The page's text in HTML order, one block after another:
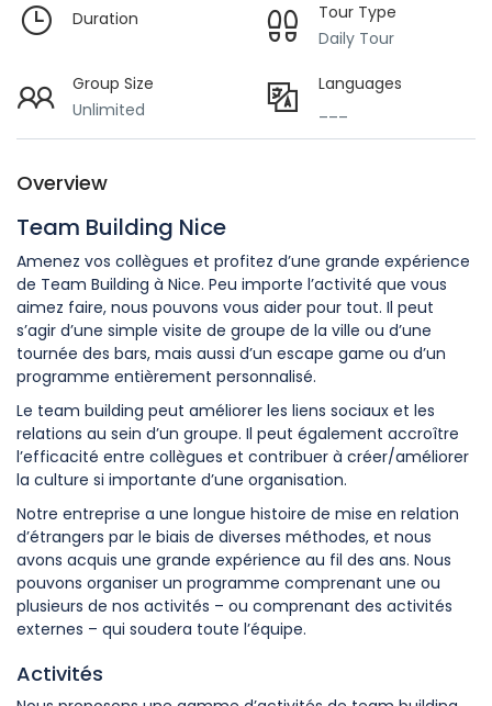
Duration
Tour Type
Daily Tour
Group Size
Unlimited
Languages
Overview
Team Building Nice
Amenez vos collègues et profitez d’une grande expérience
de Team Building à Nice. Peu importe l’activité que vous
aimez faire, nous pouvons vous aider pour tout. Il peut
s’agir d’une simple visite de groupe de la ville ou d’une
tournée des bars, mais aussi d’un escape game ou d’un
programme entièrement personnalisé.
Le team building peut améliorer les liens sociaux et les
relations au sein d’un groupe. Il peut également accroître
l’efficacité entre collègues et contribuer à créer/améliorer
la culture si importante d’une organisation.
Notre entreprise a une longue histoire de mise en relation
d’étrangers par le biais de diverses méthodes, et nous
avons acquis une grande expérience au fil des ans. Nous
pouvons organiser un programme comprenant une ou
plusieurs de nos activités – ou comprenant des activités
externes – qui soudera toute l’équipe.
Activités